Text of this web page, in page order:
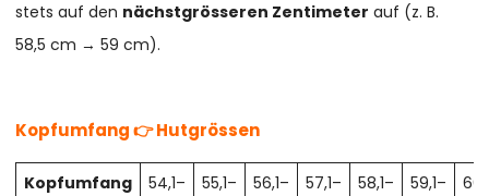
stets auf den nächstgrösseren Zentimeter auf (z. B.
58,5 cm → 59 cm).
Kopfumfang 👉 Hutgrössen
Kopfumfang
54,1–
55,1–
56,1–
57,1–
58,1–
59,1–